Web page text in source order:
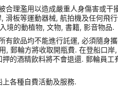
理濫用以造成嚴重人身傷害或
板等運動器械, 航拍機及任何飛
境的動植物, 文物, 書籍, 影音物品.
飲品均不能進行託運, 必須隨身
郵輪方將收取開瓶費. 在登船口
的酒精飲料將不會退還. 郵輪員
各種自費活動及服務.